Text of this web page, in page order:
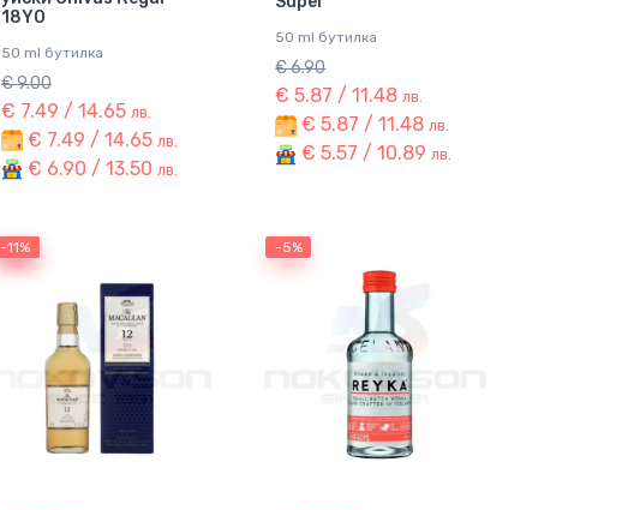
18YO
50 ml бутилка
€ 9.00
€ 7.49 / 14.65 лв.
€ 7.49 / 14.65 лв.
€ 6.90 / 13.50 лв.
50 ml бутилка
€ 6.90
€ 5.87 / 11.48лв.
€ 5.87 / 11.48лв.
€ 5.57 / 10.89лв.
-11%
-11% -5%